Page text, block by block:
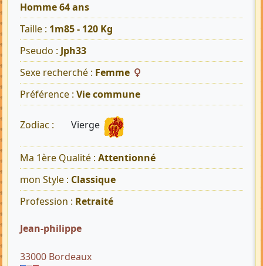
Homme 64 ans
Taille : 1m85 - 120 Kg
Pseudo : Jph33
Sexe recherché : Femme
Préférence : Vie commune
Zodiac : Vierge
Ma 1ère Qualité : Attentionné
mon Style : Classique
Profession : Retraité
Jean-philippe
33000 Bordeaux